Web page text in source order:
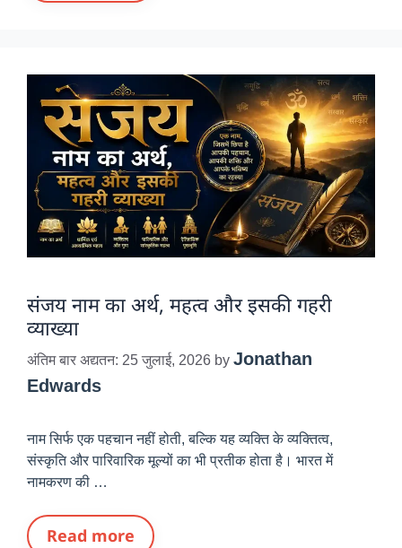
संजय नाम का अर्थ, महत्व और इसकी गहरी
व्याख्या
अंतिम बार अद्यतन: 25 जुलाई, 2026 by Jonathan
Edwards
नाम सिर्फ एक पहचान नहीं होती, बल्कि यह व्यक्ति के व्यक्तित्व,
संस्कृति और पारिवारिक मूल्यों का भी प्रतीक होता है। भारत में
नामकरण की …
Read more